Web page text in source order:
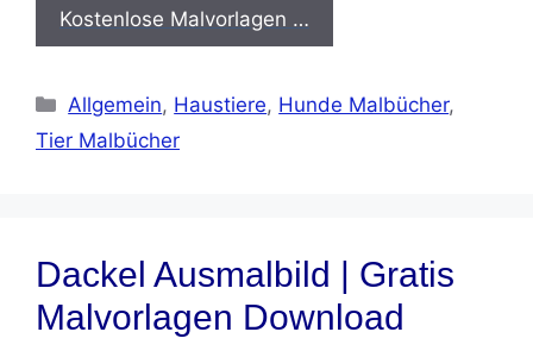
Kostenlose Malvorlagen …
Kategorien
Allgemein, Haustiere, Hunde Malbücher,
Tier Malbücher
Dackel Ausmalbild | Gratis
Malvorlagen Download